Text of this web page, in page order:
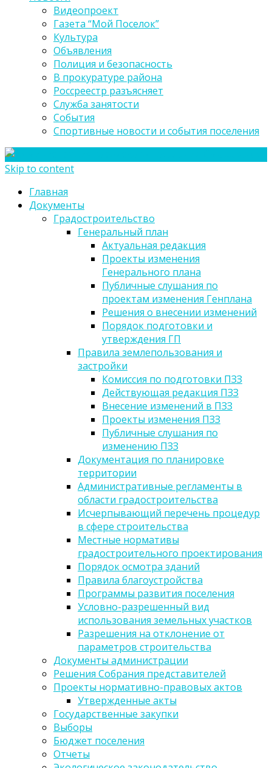
Видеопроект
Газета “Мой Поселок”
Культура
Объявления
Полиция и безопасность
В прокуратуре района
Россреестр разъясняет
Служба занятости
События
Спортивные новости и события поселения
Skip to content
Главная
Документы
Градостроительство
Генеральный план
Актуальная редакция
Проекты изменения
Генерального плана
Публичные слушания по
проектам изменения Генплана
Решения о внесении изменений
Порядок подготовки и
утверждения ГП
Правила землепользования и
застройки
Комиссия по подготовки ПЗЗ
Действующая редакция ПЗЗ
Внесение изменений в ПЗЗ
Проекты изменения ПЗЗ
Публичные слушания по
изменению ПЗЗ
Документация по планировке
территории
Административные регламенты в
области градостроительства
Исчерпывающий перечень процедур
в сфере строительства
Местные нормативы
градостроительного проектирования
Порядок осмотра зданий
Правила благоустройства
Программы развития поселения
Условно-разрешенный вид
использования земельных участков
Разрешения на отклонение от
параметров строительства
Документы администрации
Решения Собрания представителей
Проекты нормативно-правовых актов
Утвержденные акты
Государственные закупки
Выборы
Бюджет поселения
Отчеты